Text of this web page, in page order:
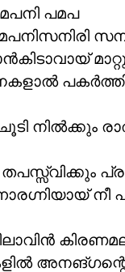
പമപ
നിൽക്കും
നീ